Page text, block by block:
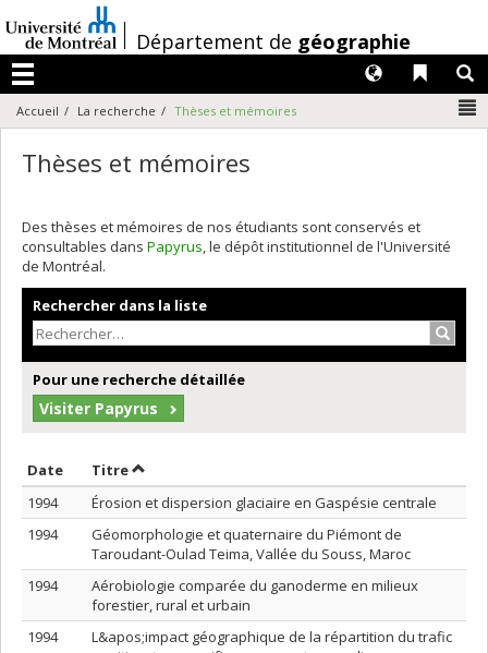
au
contenu
/Département de géographie
Menu
Liens
Langues
Accueil La recherche Thèses et mémoires
Thèses et mémoires
Des thèses et mémoires de nos étudiants sont conservés et
consultables dans Papyrus, le dépôt institutionnel de l'Université
de Montréal.
Rechercher dans la liste
Pour une recherche détaillée
Visiter Papyrus
Date Trier par date en ordre décroissant
TitreTrier par titre en ordre décroissant
1994
Érosion et dispersion glaciaire en Gaspésie centrale
1994
Géomorphologie et quaternaire du Piémont de
Taroudant-Oulad Teima, Vallée du Souss, Maroc
1994
Aérobiologie comparée du ganoderme en milieux
forestier, rural et urbain
1994
L&apos;impact géographique de la répartition du trafic